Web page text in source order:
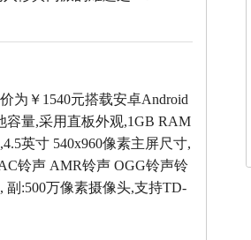
为￥1540元搭载安卓Android
容量,采用直板外观,1GB RAM
英寸 540x960像素主屏尺寸,
铃声 AMR铃声 OGG铃声铃
副:500万像素摄像头,支持TD-